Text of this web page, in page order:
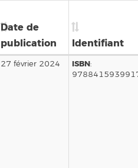
Date de
publication
Identifiant
27 février 2024 ISBN: